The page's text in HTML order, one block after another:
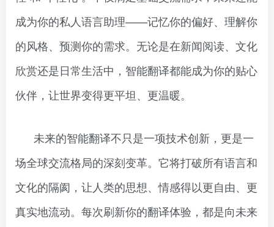
成为你的私人语言助理——记忆你的偏好、理解你
的风格、预测你的需求。无论是在新闻阅读、文化
欣赏还是日常生活中，智能翻译都能成为你的贴心
伙伴，让世界变得更平坦、更温暖。
未来的智能翻译不只是一项技术创新，更是一
场全球交流格局的深刻变革。它将打破所有语言和
文化的隔阂，让人类的思想、情感得以更自由、更
真实地流动。每次刷新你的翻译体验，都是向未来